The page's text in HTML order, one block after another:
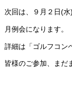
次回は、９月２日(水
月例会になります。
詳細は「ゴルフコン
皆様のご参加、まだ